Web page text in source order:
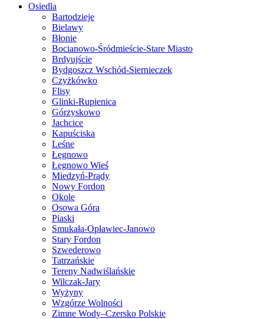
Osiedla
Bartodzieje
Bielawy
Błonie
Bocianowo-Śródmieście-Stare Miasto
Brdyujście
Bydgoszcz Wschód-Siernieczek
Czyżkówko
Flisy
Glinki-Rupienica
Górzyskowo
Jachcice
Kapuściska
Leśne
Łęgnowo
Łęgnowo Wieś
Miedzyń-Prądy
Nowy Fordon
Okole
Osowa Góra
Piaski
Smukała-Opławiec-Janowo
Stary Fordon
Szwederowo
Tatrzańskie
Tereny Nadwiślańskie
Wilczak-Jary
Wyżyny
Wzgórze Wolności
Zimne Wody–Czersko Polskie